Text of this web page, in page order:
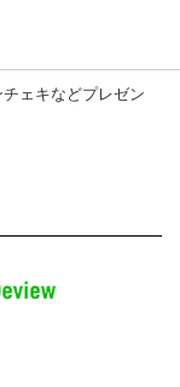
ェキなどプレゼン